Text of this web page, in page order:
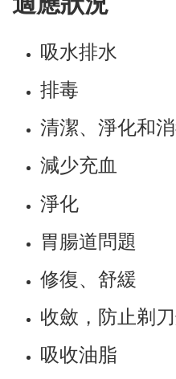
吸水排水
排毒
清潔、淨化和
減少充血
淨化
胃腸道問題
修復、舒緩
收斂，防止剃
吸收油脂